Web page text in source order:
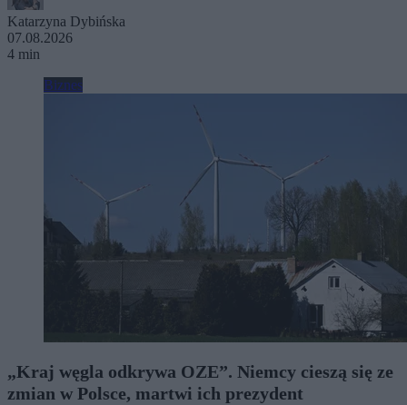
Katarzyna Dybińska
07.08.2026
4 min
Biznes
„Kraj węgla odkrywa OZE”. Niemcy cieszą się ze
zmian w Polsce, martwi ich prezydent